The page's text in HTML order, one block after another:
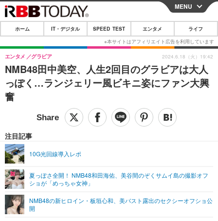
CLOSE
ホーム
IT・デジタル
IT・デジタルTOP スマートフォン
ガジェット・ツール
ショッピング その他
SPEED TEST
エンタメ
エンタメTOP 映画・ドラマ
音楽
グラビア ブログ
ペット
その他
リリース一覧
プッシュ通知の停止方法
MENU
ホーム IT・デジタル SPEED TEST エンタメ ライフ
NMB48田中美空、人生2回目のグラビアは大人
っぽく…ランジェリー風ビキニ姿にファン大興
奮
エンタメ グラビア
注目記事
10G光回線導入レポ
夏っぽさ全開！ NMB48和田海佑、美谷間のぞくサムイ島の撮影オフ
ショが「めっちゃ女神」
NMB48の新ヒロイン・板垣心和、美バスト露出のセクシーオフショ公
開
2024.6.18（火）19:42